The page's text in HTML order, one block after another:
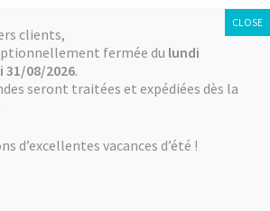
clients,
fermée du lundi
31/08/2026.
seront traitées et expédiées dès la
d’excellentes vacances d’été !